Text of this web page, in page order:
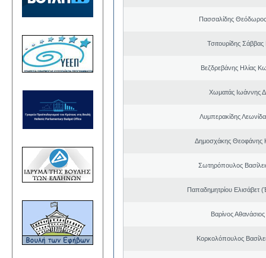
Πασσαλίδης
Τσιτουρίδης Σάββας
Βεζδρεβάνης Ηλίας
Χωματάς Ιωάννης
Λυμπερακίδης
Δημοσχάκης Θεοφάνης
Σωτηρόπουλος
Παπαδημητρίου Ελισάβετ
Βαρίνος
Κορκολόπουλος